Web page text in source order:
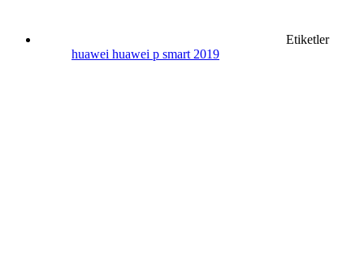
Etiketler
huawei huawei p smart 2019